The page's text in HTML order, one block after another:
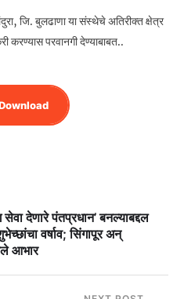
जि. बुलढाणा या संस्थेचे अतिरीक्त क्षेत्र
करण्यास परवानगी देण्याबाबत..
देणारे पंतप्रधान’ बनल्याबद्दल
वर्षाव; सिंगापूर अन्
आभार